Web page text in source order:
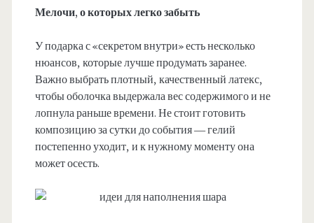
Мелочи, о которых легко забыть
У подарка с «секретом внутри» есть несколько
нюансов, которые лучше продумать заранее.
Важно выбрать плотный, качественный латекс,
чтобы оболочка выдержала вес содержимого и не
лопнула раньше времени. Не стоит готовить
композицию за сутки до события — гелий
постепенно уходит, и к нужному моменту она
может осесть.